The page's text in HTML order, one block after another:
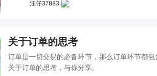
汪仔37883
关于订单的思考
订单是一切交易的必备环节，那么订单环节都
关于订单的思考，与你分享。